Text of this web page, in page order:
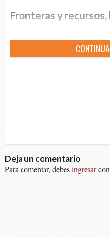
Fronteras y
Deja un comentario
Para comentar, debesingresarcon